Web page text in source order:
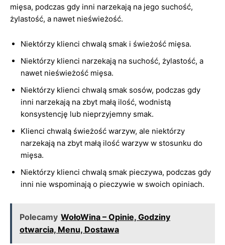
mięsa, podczas gdy inni narzekają na jego suchość,
żylastość, a nawet nieświeżość.
Niektórzy klienci chwalą smak i świeżość mięsa.
Niektórzy klienci narzekają na suchość, żylastość, a
nawet nieświeżość mięsa.
Niektórzy klienci chwalą smak sosów, podczas gdy
inni narzekają na zbyt małą ilość, wodnistą
konsystencję lub nieprzyjemny smak.
Klienci chwalą świeżość warzyw, ale niektórzy
narzekają na zbyt małą ilość warzyw w stosunku do
mięsa.
Niektórzy klienci chwalą smak pieczywa, podczas gdy
inni nie wspominają o pieczywie w swoich opiniach.
Polecamy WołoWina – Opinie, Godziny
otwarcia, Menu, Dostawa